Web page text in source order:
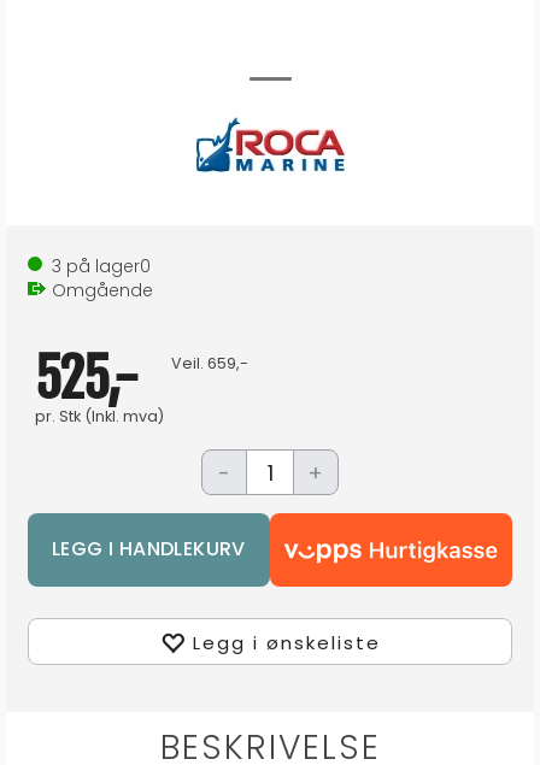
3 på lager0
Omgående
525,-
pr. Stk (Inkl. mva)
Veil. 659,-
- +
Legg i ønskeliste
BESKRIVELSE